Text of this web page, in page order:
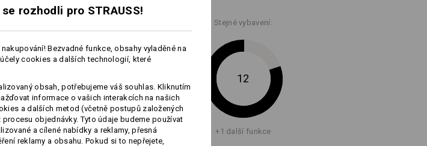
Personalizace:
Logoservice
+2 další vybavení
Stejné vybavení:
12
+1 další funkce
rozhodli pro STRAUSS!
Bezvadné funkce, obsahy vyladěné na
cookies a dalších technologií, které
obsah, potřebujeme váš souhlas. Kliknutím
informace o vašich interakcích na našich
a dalších metod (včetně postupů založených
objednávky. Tyto údaje budeme používat
a cílené nabídky a reklamy, přesná
reklamy a obsahu. Pokud si to nepřejete,